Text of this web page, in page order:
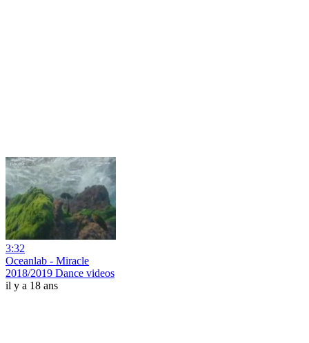
3:32
Oceanlab - Miracle
2018/2019 Dance videos
il y a 18 ans